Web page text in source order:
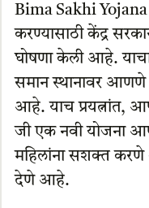
Bima Sakhi
करण्यासाठी केंद्र
घोषणा केली आहे. याचा
समान स्थानावर आणणे
आहे. याच प्रयत्नांत,
जी एक नवी योजना
महिलांना सशक्त करणे
देणे आहे.